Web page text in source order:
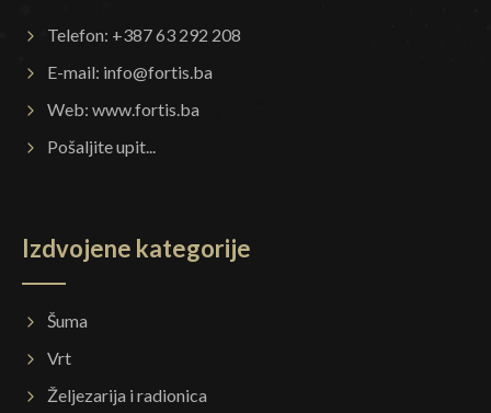
Telefon: +387 63 292 208
E-mail: info@fortis.ba
Web: www.fortis.ba
Pošaljite upit...
Izdvojene kategorije
Šuma
Vrt
Željezarija i radionica